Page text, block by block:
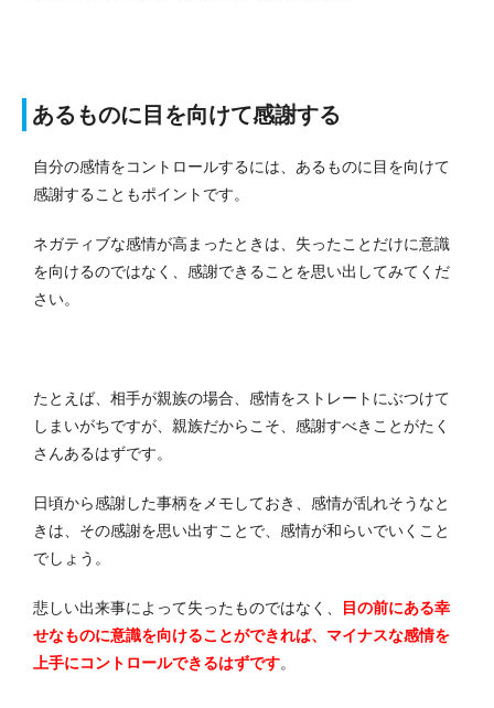
あるものに目を向けて感謝する
自分の感情をコントロールするには、あるものに目を向けて
感謝することもポイントです。
ネガティブな感情が高まったときは、失ったことだけに意識
を向けるのではなく、感謝できることを思い出してみてくだ
さい。
たとえば、相手が親族の場合、感情をストレートにぶつけて
しまいがちですが、親族だからこそ、感謝すべきことがたく
さんあるはずです。
日頃から感謝した事柄をメモしておき、感情が乱れそうなと
きは、その感謝を思い出すことで、感情が和らいでいくこと
でしょう。
悲しい出来事によって失ったものではなく、
目の前にある幸
せなものに意識を向けることができれば、マイナスな感情を
上手にコントロールできるはずです。